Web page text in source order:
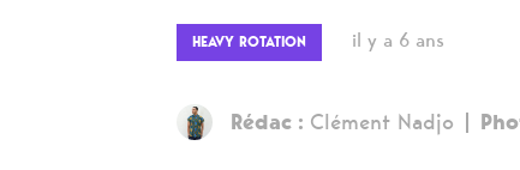
HEAVY ROTATION il y a 6 ans
Rédac : Clément Nadjo